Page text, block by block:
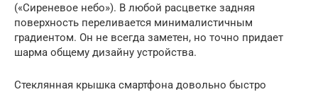
(«Сиреневое небо»). В любой расцветке задняя
поверхность переливается минималистичным
градиентом. Он не всегда заметен, но точно придает
шарма общему дизайну устройства.
Стеклянная крышка смартфона довольно быстро